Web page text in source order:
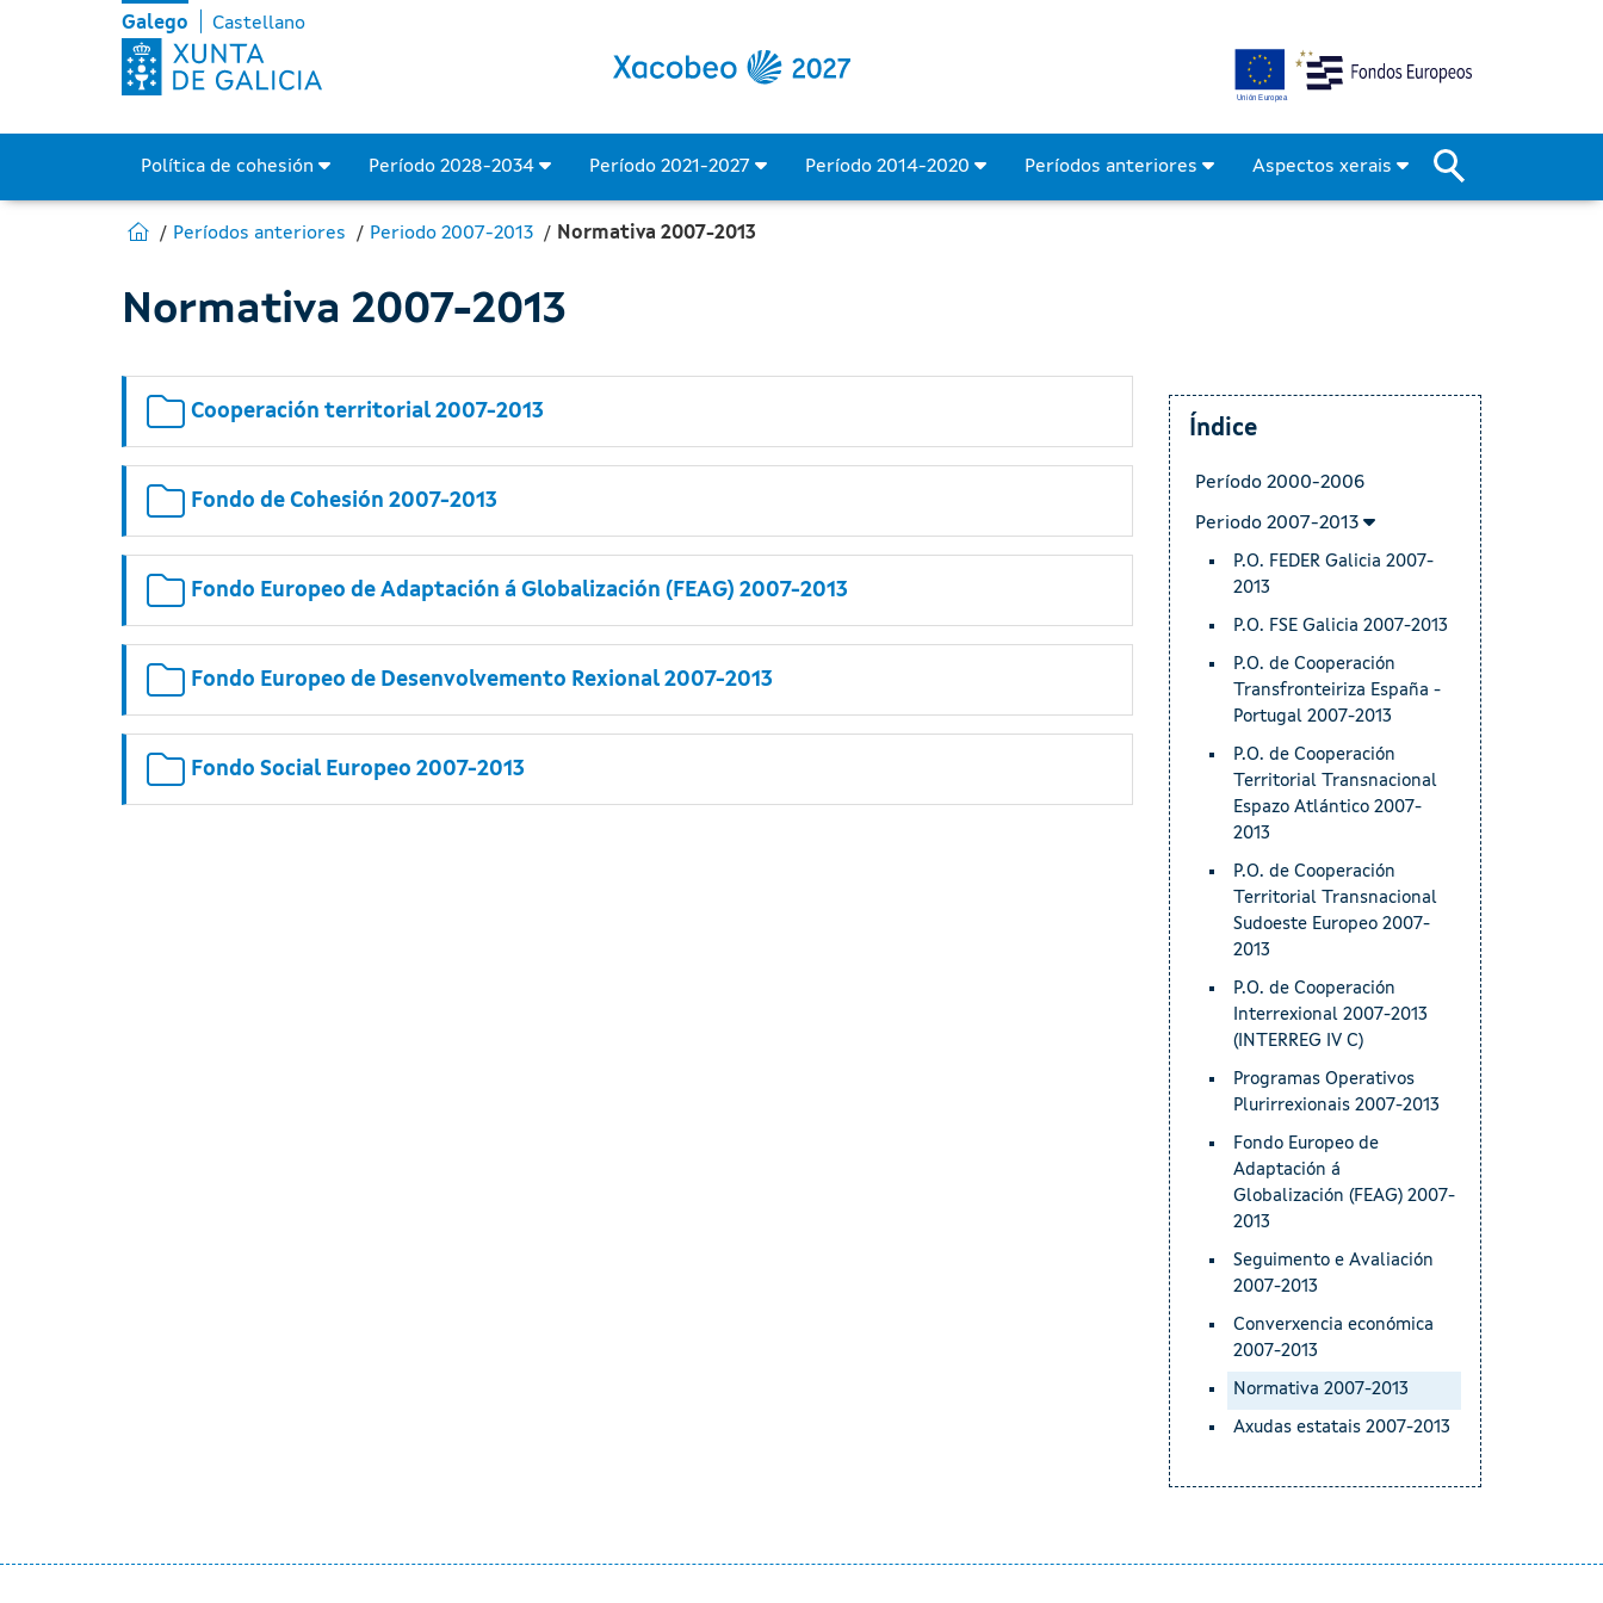
Normativa 2007-2013 - Fondos Europeos
Skip to Main Content
Galego Castellano
Política de cohesión Período 2028-2034 Período 2021-2027 Período 2014-2020 Períodos anteriores Aspectos xerais
Estás en:
Ir para Fondos Europeos
Períodos anteriores Periodo 2007-2013 Normativa 2007-2013
Normativa 2007-2013
Cooperación territorial 2007-2013
Fondo de Cohesión 2007-2013
Fondo Europeo de Adaptación á Globalización (FEAG) 2007-2013
Fondo Europeo de Desenvolvemento Rexional 2007-2013
Fondo Social Europeo 2007-2013
Índice
Período 2000-2006
Periodo 2007-2013
P.O. FEDER Galicia 2007-
2013
P.O. FSE Galicia 2007-2013
P.O. de Cooperación
Transfronteiriza España -
Portugal 2007-2013
P.O. de Cooperación
Territorial Transnacional
Espazo Atlántico 2007-
2013
P.O. de Cooperación
Territorial Transnacional
Sudoeste Europeo 2007-
2013
P.O. de Cooperación
Interrexional 2007-2013
(INTERREG IV C)
Programas Operativos
Plurirrexionais 2007-2013
Fondo Europeo de
Adaptación á
Globalización (FEAG) 2007-
2013
Seguimento e Avaliación
2007-2013
Converxencia económica
2007-2013
Normativa 2007-2013
Axudas estatais 2007-2013